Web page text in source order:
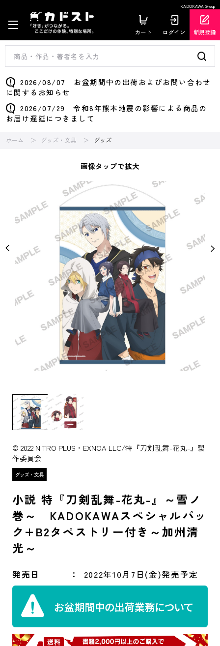
KADOKAWA Group
カート ログイン 新規登録
2026/08/07 お盆期間中の出荷およびお問い合わせ
に関するお知らせ
2026/07/29 令和8年熊本地震の影響による商品の
お届け遅延につきまして
ホーム グッズ・文具 グッズ
画像タップで拡大
© 2022 NITRO PLUS・EXNOA LLC/特『刀剣乱舞-花丸-』製
作委員会
小説 特『刀剣乱舞-花丸-』～雪ノ
巻～ KADOKAWAスペシャルパッ
ク+B2タペストリー付き～加州清
光～
発売日 2022年10月7日(金)発売予定